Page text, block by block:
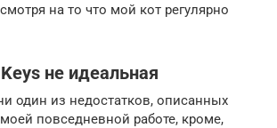
на то что мой кот регулярно
не идеальная
один из недостатков, описанных
повседневной работе, кроме,